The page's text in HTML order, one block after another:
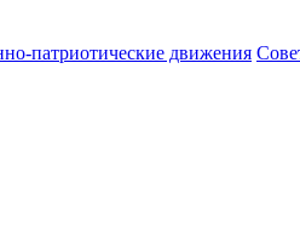
патриотические движения